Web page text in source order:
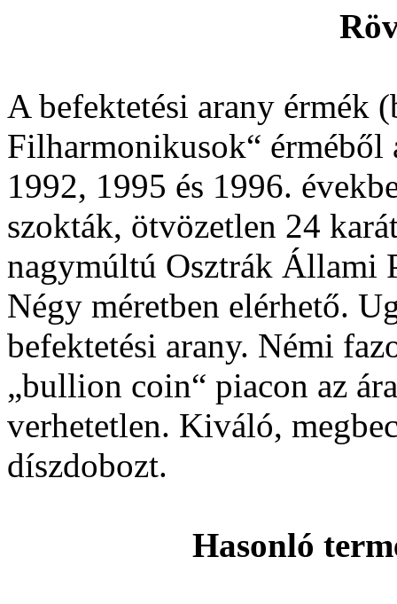
A befektetési arany érmék
Filharmonikusok“ érméből
1992, 1995 és 1996.
szokták, ötvözetlen 24
nagymúltú Osztrák Állami
Négy méretben elérhető.
befektetési arany. Némi
„bullion coin“ piacon az
verhetetlen. Kiváló,
díszdobozt.
Hasonló